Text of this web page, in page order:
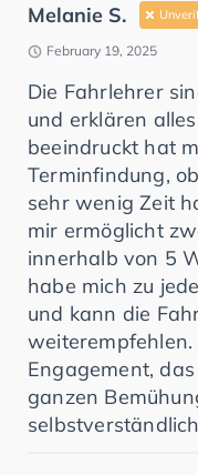
Melanie S.
February 19, 2025
Die Fahrlehrer
und erklären
beeindruckt hat
Terminfindung,
sehr wenig Zeit
mir ermöglicht
innerhalb von 5
habe mich zu
und kann die
Engagement,
ganzen